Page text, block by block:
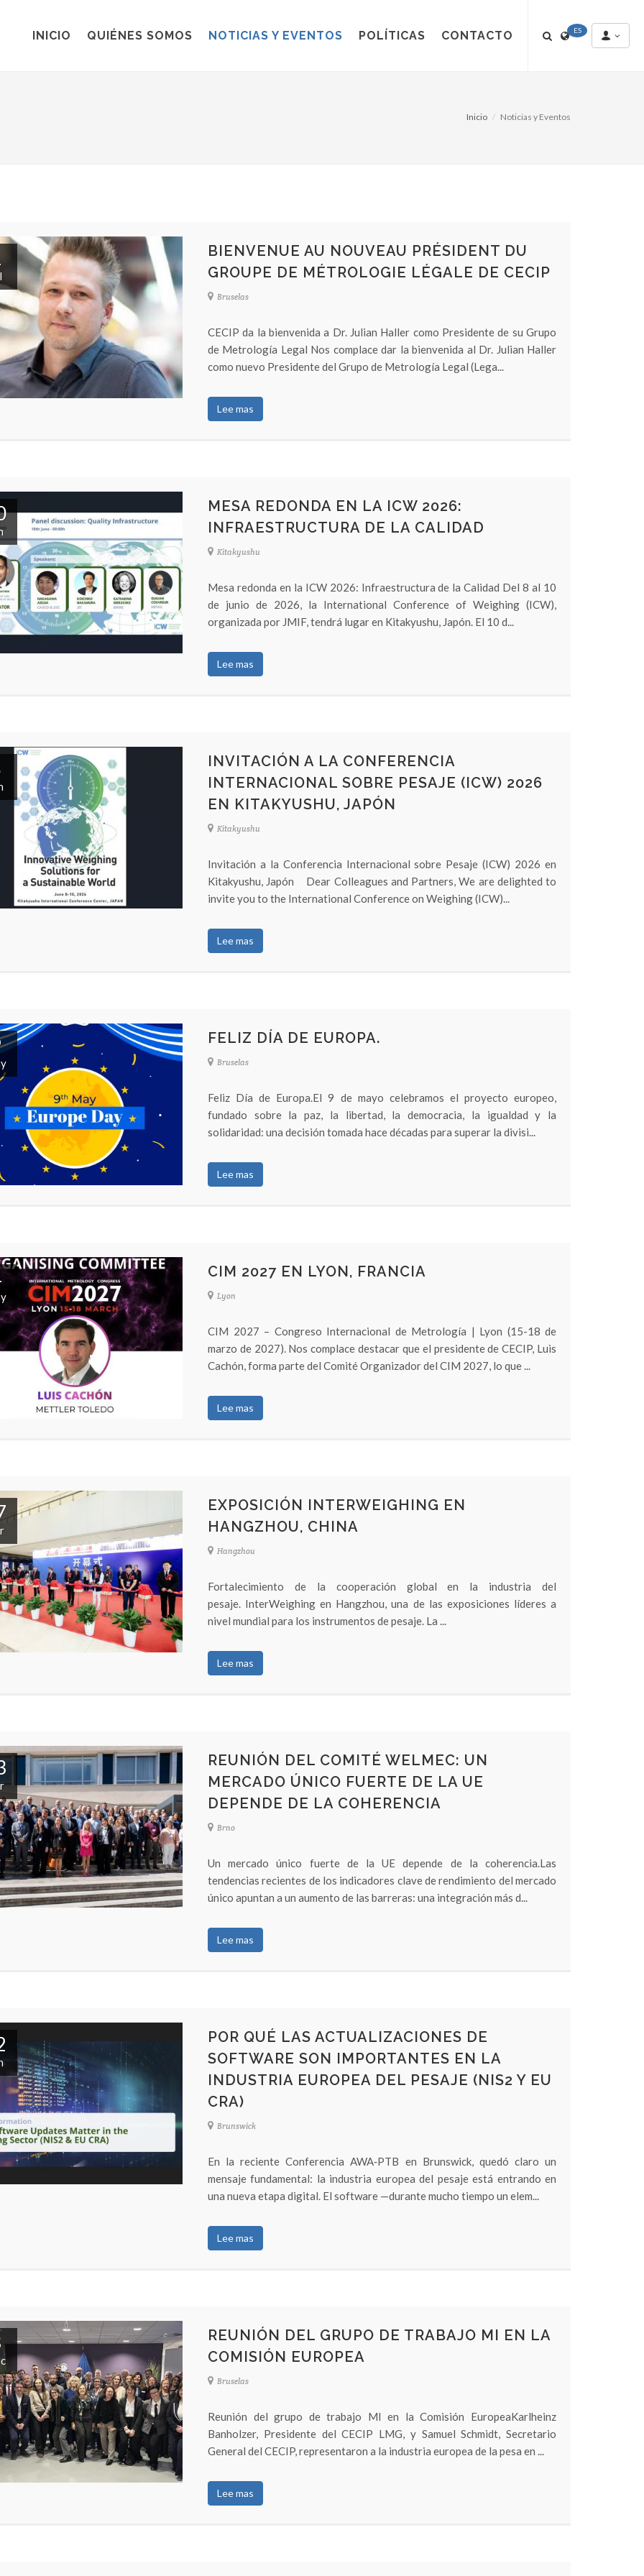
INICIO QUIÉNES SOMOS NOTICIAS Y EVENTOS POLÍTICAS CONTACTO ES
Inicio Noticias y Eventos
BIENVENUE AU NOUVEAU PRÉSIDENT DU
GROUPE DE MÉTROLOGIE LÉGALE DE CECIP
Bruselas
CECIP da la bienvenida a Dr. Julian Haller como Presidente de su Grupo
de Metrología Legal Nos complace dar la bienvenida al Dr. Julian Haller
como nuevo Presidente del Grupo de Metrología Legal (Lega...
Lee mas
MESA REDONDA EN LA ICW 2026:
INFRAESTRUCTURA DE LA CALIDAD
Kitakyushu
Mesa redonda en la ICW 2026: Infraestructura de la Calidad Del 8 al 10
de junio de 2026, la International Conference of Weighing (ICW),
organizada por JMIF, tendrá lugar en Kitakyushu, Japón. El 10 d...
Lee mas
INVITACIÓN A LA CONFERENCIA
INTERNACIONAL SOBRE PESAJE (ICW) 2026
EN KITAKYUSHU, JAPÓN
Kitakyushu
Invitación a la Conferencia Internacional sobre Pesaje (ICW) 2026 en
Kitakyushu, Japón Dear Colleagues and Partners, We are delighted to
invite you to the International Conference on Weighing (ICW)...
Lee mas
FELIZ DÍA DE EUROPA.
Bruselas
Feliz Día de Europa.El 9 de mayo celebramos el proyecto europeo,
fundado sobre la paz, la libertad, la democracia, la igualdad y la
solidaridad: una decisión tomada hace décadas para superar la divisi...
Lee mas
CIM 2027 EN LYON, FRANCIA
Lyon
CIM 2027 – Congreso Internacional de Metrología | Lyon (15-18 de
marzo de 2027). Nos complace destacar que el presidente de CECIP, Luis
Cachón, forma parte del Comité Organizador del CIM 2027, lo que ...
Lee mas
EXPOSICIÓN INTERWEIGHING EN
HANGZHOU, CHINA
Hangzhou
Fortalecimiento de la cooperación global en la industria del
pesaje. InterWeighing en Hangzhou, una de las exposiciones líderes a
nivel mundial para los instrumentos de pesaje. La ...
Lee mas
REUNIÓN DEL COMITÉ WELMEC: UN
MERCADO ÚNICO FUERTE DE LA UE
DEPENDE DE LA COHERENCIA
Brno
Un mercado único fuerte de la UE depende de la coherencia.Las
tendencias recientes de los indicadores clave de rendimiento del mercado
único apuntan a un aumento de las barreras: una integración más d...
Lee mas
POR QUÉ LAS ACTUALIZACIONES DE
SOFTWARE SON IMPORTANTES EN LA
INDUSTRIA EUROPEA DEL PESAJE (NIS2 Y EU
CRA)
Brunswick
En la reciente Conferencia AWA‑PTB en Brunswick, quedó claro un
mensaje fundamental: la industria europea del pesaje está entrando en
una nueva etapa digital. El software —durante mucho tiempo un elem...
Lee mas
REUNIÓN DEL GRUPO DE TRABAJO MI EN LA
COMISIÓN EUROPEA
Bruselas
Reunión del grupo de trabajo MI en la Comisión EuropeaKarlheinz
Banholzer, Presidente del CECIP LMG, y Samuel Schmidt, Secretario
General del CECIP, representaron a la industria europea de la pesa en ...
Lee mas